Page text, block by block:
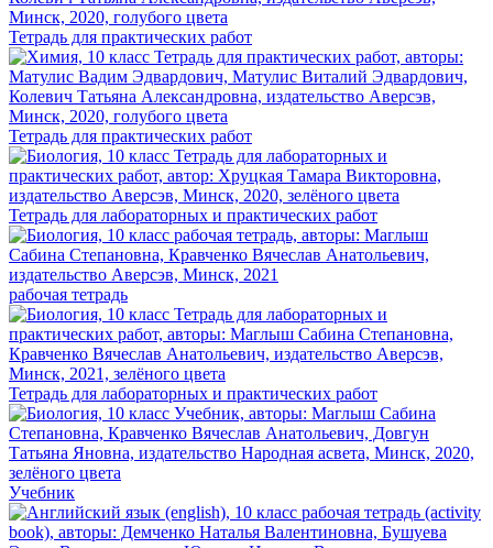
Тетрадь для практических работ
Тетрадь для практических работ
Тетрадь для лабораторных и практических работ
рабочая тетрадь
Тетрадь для лабораторных и практических работ
Учебник